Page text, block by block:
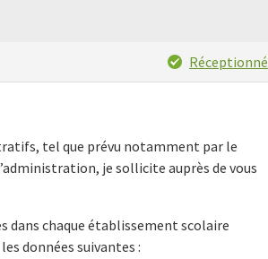
Réceptionné
tel que prévu notamment par le
je sollicite auprès de vous
dans chaque établissement scolaire
données suivantes :